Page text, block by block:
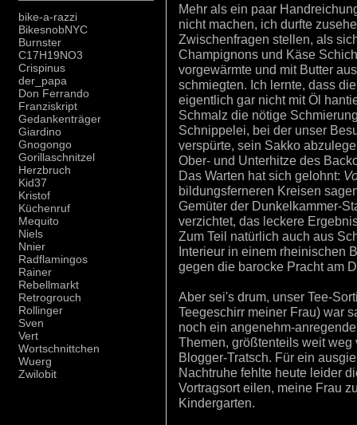
bike-a-razzi
BikesnobNYC
Burnster
C17H19NO3
Crispinus
der_papa
Don Ferrando
Franziskript
Gedankenträger
Giardino
Gnogongo
Gorillaschnitzel
Herzbruch
Kid37
Kristof
Küchenruf
Mequito
Niels
Nnier
Radflamingos
Rainer
Rebellmarkt
Retrogrouch
Rollinger
Sven
Vert
Wortschnittchen
Wuerg
Zwilobit
Mehr als ein paar
nicht machen, ich durfte
Zwischenfragen stellen, als
Champignons und Käse
vorgewärmte und mit Butter
schmiegten. Ich lernte, dass
eigentlich gar nicht mit Öl
Schmalz die nötige
Schnippelei, bei der unser
verspürte, sein Sakko
Ober- und Unterhitze des
Das Warten hat sich gelohnt:
bildungsferneren Kreisen
Gemüter der Dunkelkammer-
verzichtet, das leckere
Zum Teil natürlich auch aus
Interieur in einem rheinischen
gegen die barocke Pracht am
Aber sei's drum, unser Tee-
Teegeschirr meiner Frau) war
noch ein angenehm-
Themen, größtenteils weit
Blogger-Tratsch. Für ein
Nachtruhe fehlte heute leider
Vortragsort eilen, meine Frau
Kindergarten.